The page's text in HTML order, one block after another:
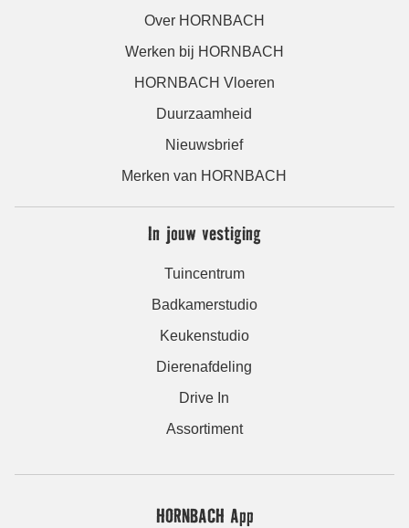
Over HORNBACH
Werken bij HORNBACH
HORNBACH Vloeren
Duurzaamheid
Nieuwsbrief
Merken van HORNBACH
In jouw vestiging
Tuincentrum
Badkamerstudio
Keukenstudio
Dierenafdeling
Drive In
Assortiment
HORNBACH App